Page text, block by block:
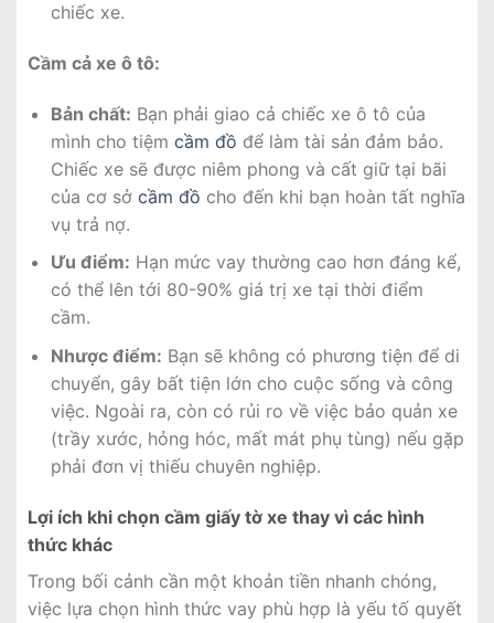
chiếc xe.
Cầm cả xe ô tô:
Bản chất: Bạn phải giao cả chiếc xe ô tô của
mình cho tiệm cầm đồ để làm tài sản đảm bảo.
Chiếc xe sẽ được niêm phong và cất giữ tại bãi
của cơ sở cầm đồ cho đến khi bạn hoàn tất nghĩa
vụ trả nợ.
Ưu điểm: Hạn mức vay thường cao hơn đáng kể,
có thể lên tới 80-90% giá trị xe tại thời điểm
cầm.
Nhược điểm: Bạn sẽ không có phương tiện để di
chuyển, gây bất tiện lớn cho cuộc sống và công
việc. Ngoài ra, còn có rủi ro về việc bảo quản xe
(trầy xước, hỏng hóc, mất mát phụ tùng) nếu gặp
phải đơn vị thiếu chuyên nghiệp.
Lợi ích khi chọn cầm giấy tờ xe thay vì các hình
thức khác
Trong bối cảnh cần một khoản tiền nhanh chóng,
việc lựa chọn hình thức vay phù hợp là yếu tố quyết